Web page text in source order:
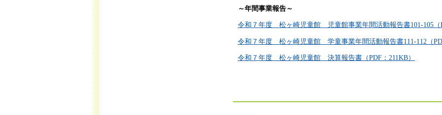
～年間事業報告～
令和７年度 松ヶ崎児童館 児童館事業年間活動報告書101-105（
令和７年度 松ヶ崎児童館 学童事業年間活動報告書111-112（
令和７年度 松ヶ崎児童館 決算報告書（PDF：211KB）